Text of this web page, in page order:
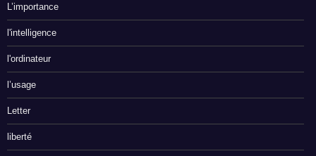
L’importance
l'intelligence
l'ordinateur
l’usage
Letter
liberté